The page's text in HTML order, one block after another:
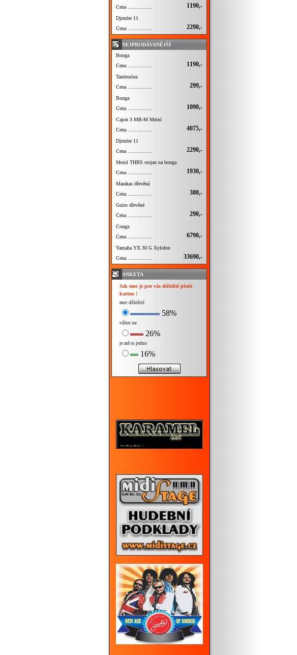
Cena ................
1190,-
Djembe 11
Cena ................
2290,-
NEJPRODÁVANĚJŠÍ
Bonga
Cena ................
1190,-
Tamburína
Cena ................
299,-
Bonga
Cena ................
1090,-
Cajon 3 MB-M Meinl
Cena ................
4075,-
Djembe 11
Cena ................
2290,-
Meinl THBS stojan na bonga
Cena ................
1930,-
Marakas dřevěná
Cena ................
380,-
Guiro dřevěné
Cena ................
290,-
Conga
Cena ................
6790,-
Yamaha YX 30 G Xylofon
Cena ................
33690,-
ANKETA
Jak moc je pro vás důležité platit
kartou !
moc důležité
58%
vůbec ne
26%
je mě to jedno
16%